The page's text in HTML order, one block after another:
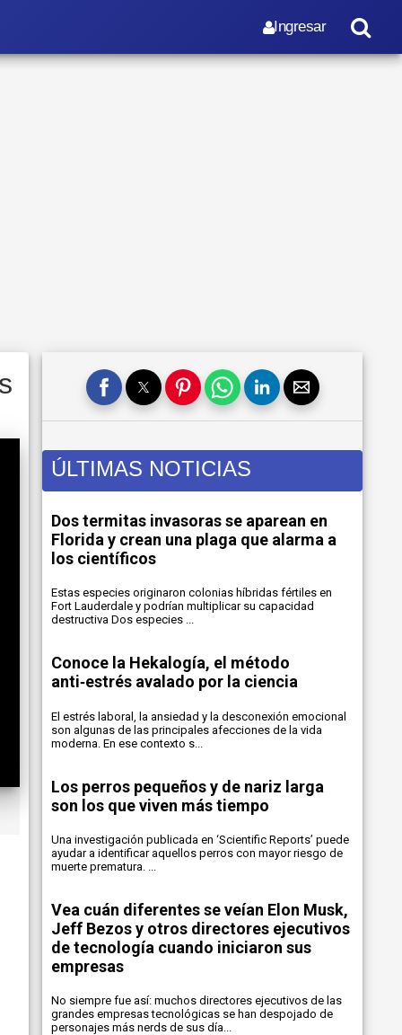
Ingresar
ÚLTIMAS NOTICIAS
Dos termitas invasoras se aparean en
Florida y crean una plaga que alarma a
los científicos
Estas especies originaron colonias híbridas fértiles en
Fort Lauderdale y podrían multiplicar su capacidad
destructiva Dos especies ...
Conoce la Hekalogía, el método
anti‑estrés avalado por la ciencia
El estrés laboral, la ansiedad y la desconexión emocional
son algunas de las principales afecciones de la vida
moderna. En ese contexto s...
Los perros pequeños y de nariz larga
son los que viven más tiempo
Una investigación publicada en ‘Scientific Reports’ puede
ayudar a identificar aquellos perros con mayor riesgo de
muerte prematura. ...
Vea cuán diferentes se veían Elon Musk,
Jeff Bezos y otros directores ejecutivos
de tecnología cuando iniciaron sus
empresas
No siempre fue así: muchos directores ejecutivos de las
grandes empresas tecnológicas se han despojado de
personajes más nerds de sus día...